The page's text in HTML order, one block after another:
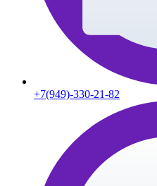
+7(949)-330-21-82